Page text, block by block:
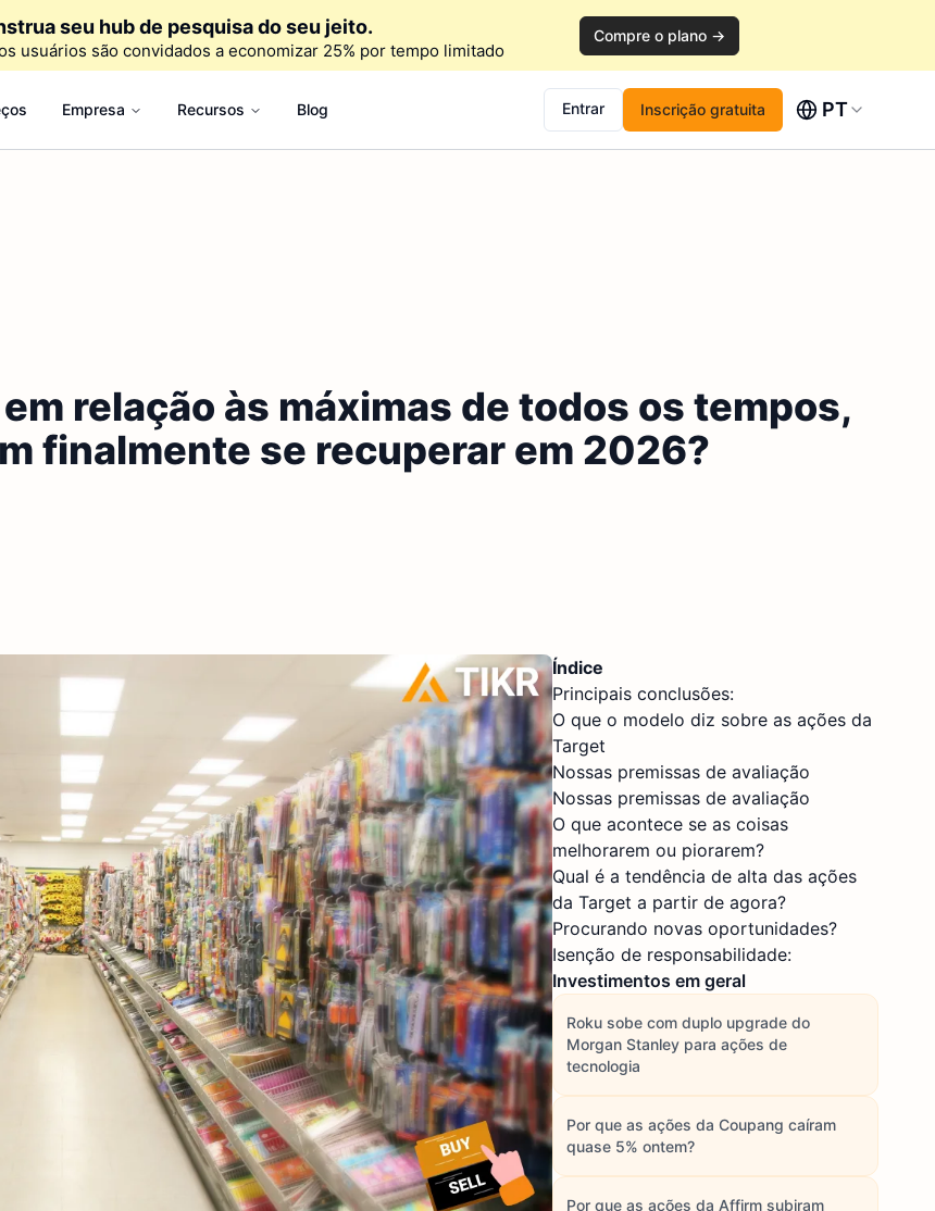
seu hub de pesquisa do seu jeito.
usuários são convidados a economizar 25% por tempo limitado
Compre o plano →
Empresa Recursos Blog Entrar Inscrição gratuita PT
relação às máximas de todos os tempos,
finalmente se recuperar em 2026?
Índice
Principais conclusões:
O que o modelo diz sobre as ações da
Target
Nossas premissas de avaliação
Nossas premissas de avaliação
O que acontece se as coisas
melhorarem ou piorarem?
Qual é a tendência de alta das ações
da Target a partir de agora?
Procurando novas oportunidades?
Isenção de responsabilidade:
Investimentos em geral
Roku sobe com duplo upgrade do
Morgan Stanley para ações de
tecnologia
Por que as ações da Coupang caíram
quase 5% ontem?
Por que as ações da Affirm subiram